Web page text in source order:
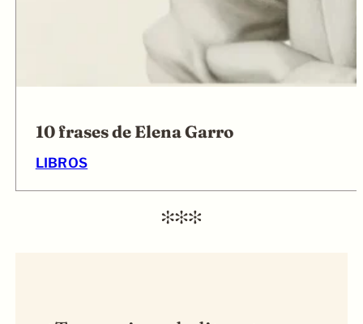
10 frases de Elena Garro
LIBROS